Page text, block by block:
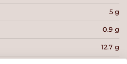
5 g
0.9 g
12.7 g